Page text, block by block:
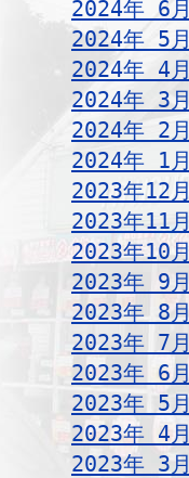
2024年 6月
2024年 5月
2024年 4月
2024年 3月
2024年 2月
2024年 1月
2023年12月
2023年11月
2023年10月
2023年 9月
2023年 8月
2023年 7月
2023年 6月
2023年 5月
2023年 4月
2023年 3月